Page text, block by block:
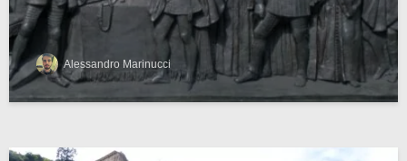
Alessandro Marinucci